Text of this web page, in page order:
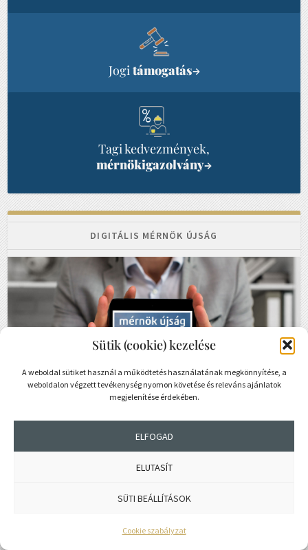
Sütik (cookie) kezelése
A weboldal sütiket használ a működtetés használatának megkönnyítése, a
weboldalon végzett tevékenység nyomon követése és releváns ajánlatok
megjelenítése érdekében.
ELFOGAD
ELUTASÍT
SÜTI BEÁLLÍTÁSOK
Cookie szabályzat
Jogitámogatás→
Tagi kedvezmények,
mérnökigazolvány→
DIGITÁLIS MÉRNÖK ÚJSÁG
Mérnökállások